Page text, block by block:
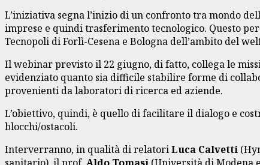
L’iniziativa segna l’inizio di un confronto tra mondo
imprese e quindi trasferimento tecnologico. Questo
Tecnopoli di Forlì-Cesena e Bologna dell’ambito del
Il webinar previsto il 22 giugno, di fatto, collega le
evidenziato quanto sia difficile stabilire forme di
provenienti da laboratori di ricerca ed aziende.
L’obiettivo, quindi, è quello di facilitare il dialogo e
blocchi/ostacoli.
Interverranno, in qualità di relatoriLuca Calvetti